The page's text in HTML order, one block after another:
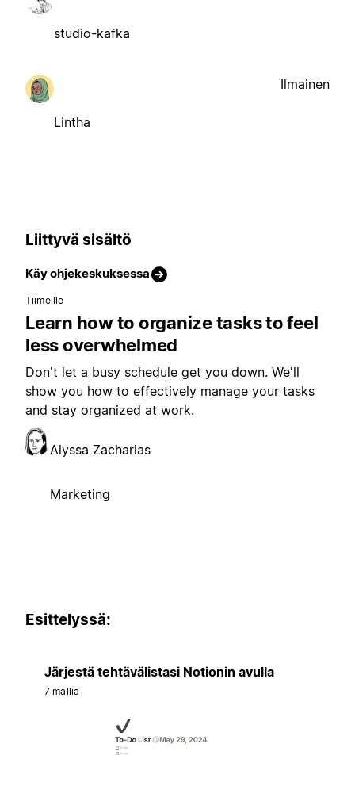
studio-kafka
Lintha
Ilmainen
Liittyvä sisältö
Käy ohjekeskuksessa
Tiimeille
Learn how to organize tasks to feel
less overwhelmed
Don't let a busy schedule get you down. We'll
show you how to effectively manage your tasks
and stay organized at work.
Alyssa Zacharias
Marketing
Esittelyssä:
Järjestä tehtävälistasi Notionin avulla
7 mallia